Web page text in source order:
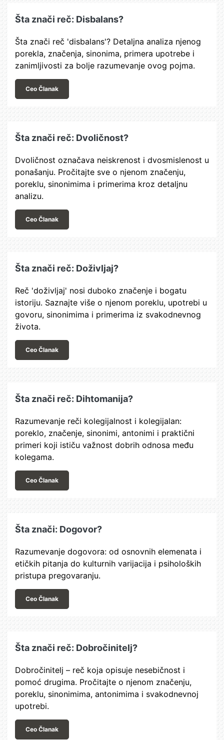
Šta znači reč: Disbalans?
Šta znači reč 'disbalans'? Detaljna analiza njenog
porekla, značenja, sinonima, primera upotrebe i
zanimljivosti za bolje razumevanje ovog pojma.
Ceo Članak
Šta znači reč: Dvoličnost?
Dvoličnost označava neiskrenost i dvosmislenost u
ponašanju. Pročitajte sve o njenom značenju,
poreklu, sinonimima i primerima kroz detaljnu
analizu.
Ceo Članak
Šta znači reč: Doživljaj?
Reč 'doživljaj' nosi duboko značenje i bogatu
istoriju. Saznajte više o njenom poreklu, upotrebi u
govoru, sinonimima i primerima iz svakodnevnog
života.
Ceo Članak
Šta znači reč: Dihtomanija?
Razumevanje reči kolegijalnost i kolegijalan:
poreklo, značenje, sinonimi, antonimi i praktični
primeri koji ističu važnost dobrih odnosa među
kolegama.
Ceo Članak
Šta znači: Dogovor?
Razumevanje dogovora: od osnovnih elemenata i
etičkih pitanja do kulturnih varijacija i psiholoških
pristupa pregovaranju.
Ceo Članak
Šta znači reč: Dobročinitelj?
Dobročinitelj – reč koja opisuje nesebičnost i
pomoć drugima. Pročitajte o njenom značenju,
poreklu, sinonimima, antonimima i svakodnevnoj
upotrebi.
Ceo Članak